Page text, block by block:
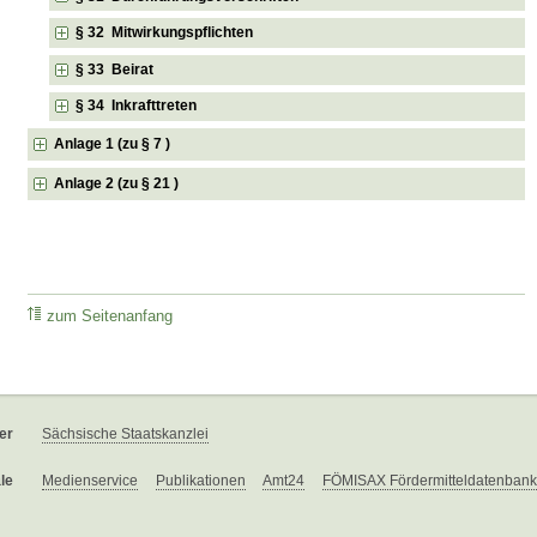
§ 32 Mitwirkungspflichten
§ 33 Beirat
§ 34 Inkrafttreten
Anlage 1 (zu § 7 )
Anlage 2 (zu § 21 )
zum Seitenanfang
Sächsische Staatskanzlei
Medienservice Publikationen Amt24 FÖMISAX Fördermitteldatenbank